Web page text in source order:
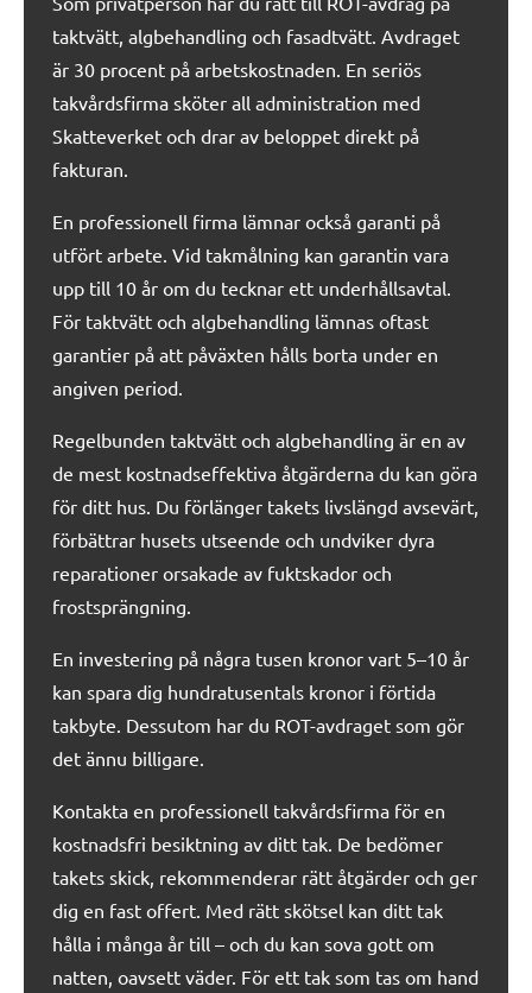
taktvätt, algbehandling och fasadtvätt. Avdraget
är 30 procent på arbetskostnaden. En seriös
takvårdsfirma sköter all administration med
Skatteverket och drar av beloppet direkt på
fakturan.
En professionell firma lämnar också garanti på
utfört arbete. Vid takmålning kan garantin vara
upp till 10 år om du tecknar ett underhållsavtal.
För taktvätt och algbehandling lämnas oftast
garantier på att påväxten hålls borta under en
angiven period.
Regelbunden taktvätt och algbehandling är en av
de mest kostnadseffektiva åtgärderna du kan göra
för ditt hus. Du förlänger takets livslängd avsevärt,
förbättrar husets utseende och undviker dyra
reparationer orsakade av fuktskador och
frostsprängning.
En investering på några tusen kronor vart 5–10 år
kan spara dig hundratusentals kronor i förtida
takbyte. Dessutom har du ROT-avdraget som gör
det ännu billigare.
Kontakta en professionell takvårdsfirma för en
kostnadsfri besiktning av ditt tak. De bedömer
takets skick, rekommenderar rätt åtgärder och ger
dig en fast offert. Med rätt skötsel kan ditt tak
hålla i många år till – och du kan sova gott om
natten, oavsett väder. För ett tak som tas om hand